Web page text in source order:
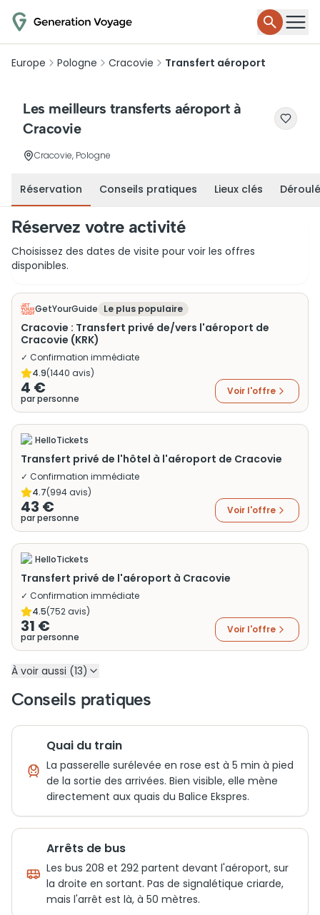
Europe Pologne Cracovie Transfert aéroport
Les meilleurs transferts aéroport à
Cracovie
Cracovie, Pologne
Réservation Conseils pratiques Lieux clés Déroulé
Réservez votre activité
Choisissez des dates de visite pour voir les offres
disponibles.
GetYourGuide Le plus populaire
Cracovie : Transfert privé de/vers l'aéroport de
Cracovie (KRK)
✓ Confirmation immédiate
4.9(1440 avis)
4 €
par personne
Voir l'offre
HelloTickets
Transfert privé de l'hôtel à l'aéroport de Cracovie
✓ Confirmation immédiate
4.7(994avis)
43 €
par personne
Voir l'offre
HelloTickets
Transfert privé de l'aéroport à Cracovie
✓ Confirmation immédiate
4.5(752avis)
31 €
par personne
Voir l'offre
À voir aussi (13)
Conseils pratiques
Quai du train
La passerelle surélevée en rose est à 5 min à pied
de la sortie des arrivées. Bien visible, elle mène
directement aux quais du Balice Ekspres.
Arrêts de bus
Les bus 208 et 292 partent devant l'aéroport, sur
la droite en sortant. Pas de signalétique criarde,
mais l'arrêt est là, à 50 mètres.